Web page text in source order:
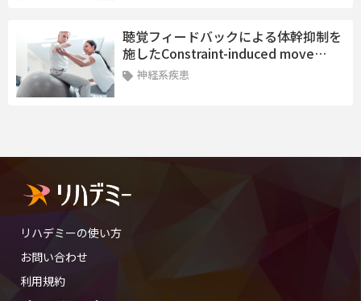
聴覚フィードバックによる体幹抑制を
施したConstraint-induced move…
神経系疾患
リハデミーの使い方
お問い合わせ
利用規約